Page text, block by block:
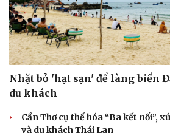
Văn hóa
Sân khấu - Điện ảnh
Văn học
Âm nhạc
Giải trí
Thời
Nhặt bỏ 'hạt sạn' để làng biển
du khách
Cần Thơ cụ thể hóa “Ba kết nối”,
và du khách Thái Lan